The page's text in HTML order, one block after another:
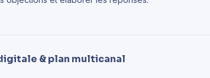
& plan multicanal